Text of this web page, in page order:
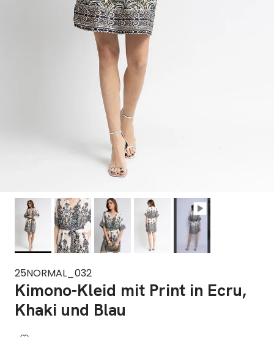
25NORMAL_032
Kimono-Kleid mit Print in Ecru,
Khaki und Blau